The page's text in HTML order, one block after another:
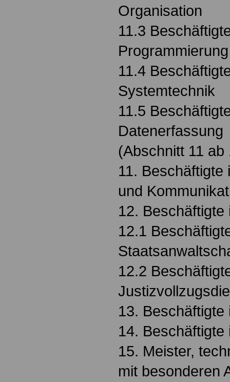
Organisation
11.3
Programmierung
11.4
Systemtechnik
11.5
Datenerfassung
(Abschnitt 11
11.
und
12.
12.1
12.2
13.
14.
15. Meister,
mit besonderen